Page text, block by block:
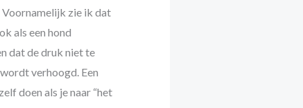
Voornamelijk zie ik dat
als een hond
dat de druk niet te
verhoogd. Een
doen als je naar “het